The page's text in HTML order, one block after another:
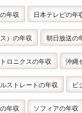
の年収 日本テレビの年
ス）の年収 朝日放送の
トロニクスの年収 沖縄
ルストレートの年収 ビ
の年収 ソフィアの年収